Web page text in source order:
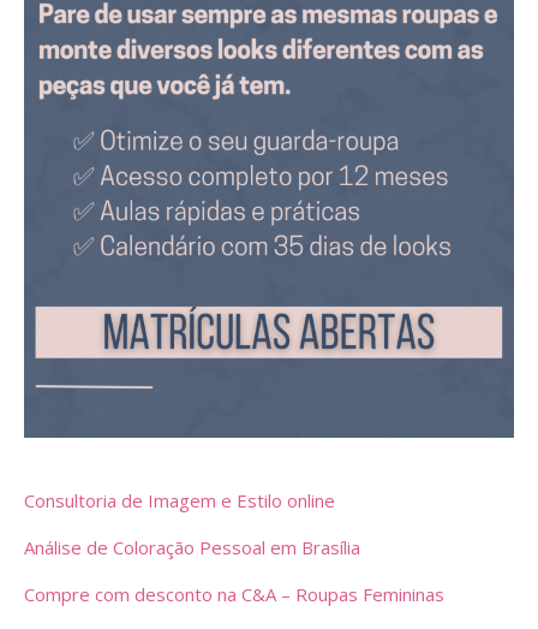
Consultoria de Imagem e Estilo online
Análise de Coloração Pessoal em Brasília
Compre com desconto na C&A – Roupas Femininas